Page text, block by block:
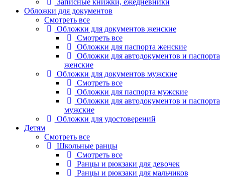
Записные книжки, ежедневники
Обложки для документов
Смотреть все
Обложки для документов женские
Смотреть все
Обложки для паспорта женские
Обложки для автодокументов и паспорта
женские
Обложки для документов мужские
Смотреть все
Обложки для паспорта мужские
Обложки для автодокументов и паспорта
мужские
Обложки для удостоверений
Детям
Смотреть все
Школьные ранцы
Смотреть все
Ранцы и рюкзаки для девочек
Ранцы и рюкзаки для мальчиков